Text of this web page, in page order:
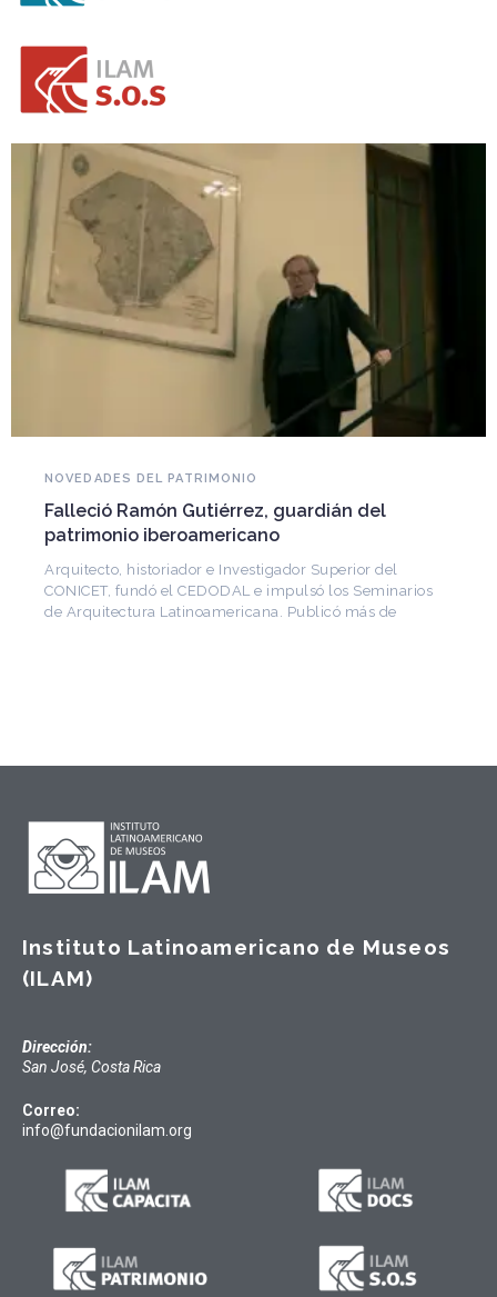
NOVEDADES DEL PATRIMONIO
Falleció Ramón Gutiérrez, guardián del
patrimonio iberoamericano
Arquitecto, historiador e Investigador Superior del
CONICET, fundó el CEDODAL e impulsó los Seminarios
de Arquitectura Latinoamericana. Publicó más de
Instituto Latinoamericano de Museos
(ILAM)
Dirección:
San José, Costa Rica
Correo:
info@fundacionilam.org